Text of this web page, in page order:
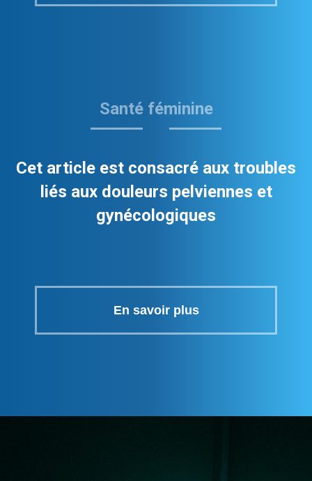
Santé féminine
Cet article est consacré aux troubles
liés aux douleurs pelviennes et
gynécologiques
En savoir plus